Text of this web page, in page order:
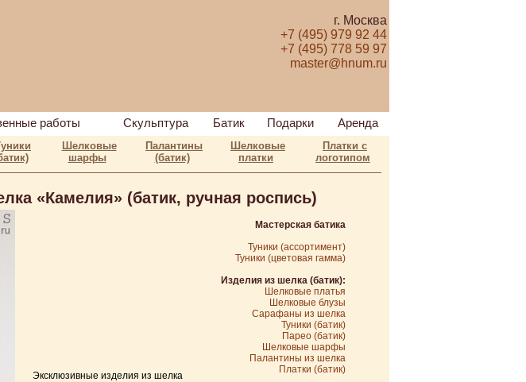
г. Москва
+7 (495) 979 92 44
+7 (495) 778 59 97
master@hnum.ru
работы Скульптура Батик Подарки Аренда
Шелковые
шарфы
Палантины
(батик)
Шелковые
платки
Платки с
логотипом
«Камелия» (батик, ручная роспись)
Эксклюзивные изделия из шелка
Мастерская батика
Туники (ассортимент)
Туники (цветовая гамма)
Изделия из шелка (батик):
Шелковые платья
Шелковые блузы
Сарафаны из шелка
Туники (батик)
Парео (батик)
Шелковые шарфы
Палантины из шелка
Платки (батик)